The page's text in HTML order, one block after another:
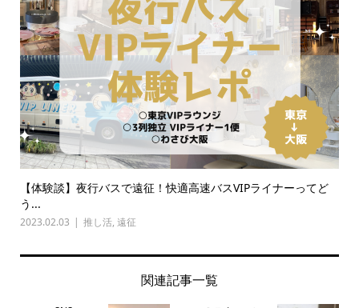
【体験談】夜行バスで遠征！快適高速バスVIPライナーってど
う...
2023.02.03 推し活, 遠征
関連記事一覧